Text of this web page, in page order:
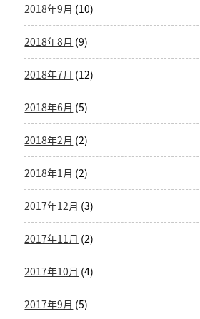
2018年9月 (10)
2018年8月 (9)
2018年7月 (12)
2018年6月 (5)
2018年2月 (2)
2018年1月 (2)
2017年12月 (3)
2017年11月 (2)
2017年10月 (4)
2017年9月 (5)